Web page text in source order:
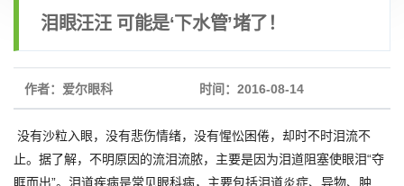
泪眼汪汪 可能是‘下水管’堵了！
作者：爱尔眼科 时间：2016-08-14
没有沙粒入眼，没有悲伤情绪，没有惺忪困倦，却时不时泪流不
止。据了解，不明原因的流泪流脓，主要是因为泪道阻塞使眼泪“夺
眶而出”。泪道疾病是常见眼科病，主要包括泪道炎症、异物、肿